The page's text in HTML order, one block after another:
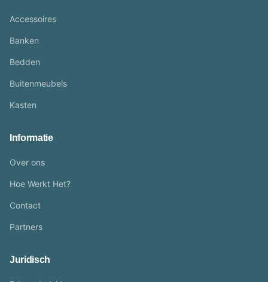
Accessoires
Banken
Bedden
Buitenmeubels
Kasten
Informatie
Over ons
Hoe Werkt Het?
Contact
Partners
Juridisch